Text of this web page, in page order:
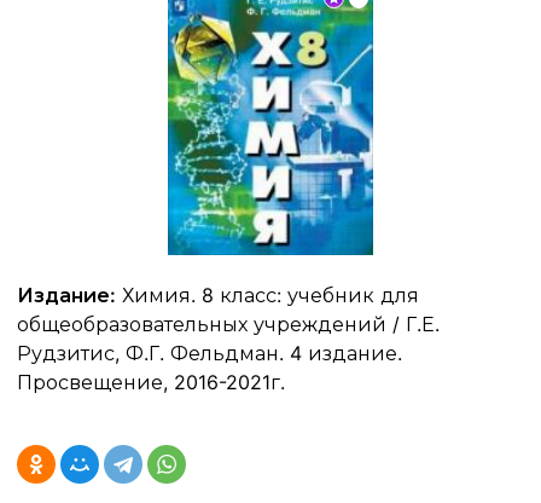
Издание: Химия. 8 класс: учебник для
общеобразовательных учреждений / Г.Е.
Рудзитис, Ф.Г. Фельдман. 4 издание.
Просвещение, 2016-2021г.